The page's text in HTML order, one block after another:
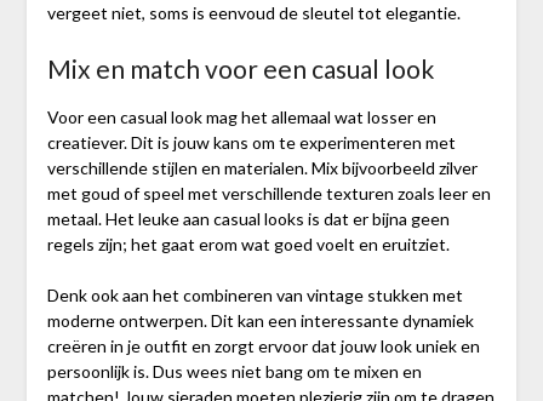
vergeet niet, soms is eenvoud de sleutel tot elegantie.
Mix en match voor een casual look
Voor een casual look mag het allemaal wat losser en
creatiever. Dit is jouw kans om te experimenteren met
verschillende stijlen en materialen. Mix bijvoorbeeld zilver
met goud of speel met verschillende texturen zoals leer en
metaal. Het leuke aan casual looks is dat er bijna geen
regels zijn; het gaat erom wat goed voelt en eruitziet.
Denk ook aan het combineren van vintage stukken met
moderne ontwerpen. Dit kan een interessante dynamiek
creëren in je outfit en zorgt ervoor dat jouw look uniek en
persoonlijk is. Dus wees niet bang om te mixen en
matchen! Jouw sieraden moeten plezierig zijn om te dragen